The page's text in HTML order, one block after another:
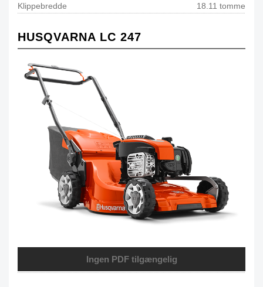
Klippebredde
18.11 tomme
HUSQVARNA LC 247
Ingen PDF tilgængelig